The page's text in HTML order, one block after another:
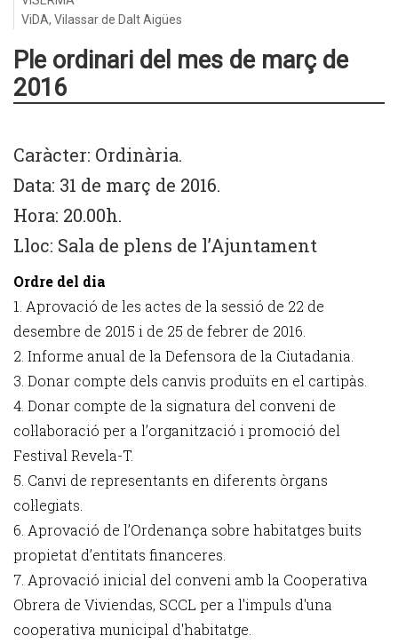
ViDA, Vilassar de Dalt Aigües
Ple ordinari del mes de març de
2016
Caràcter: Ordinària.
Data: 31 de març de 2016.
Hora: 20.00h.
Lloc: Sala de plens de l’Ajuntament
Ordre del dia
1. Aprovació de les actes de la sessió de 22 de
desembre de 2015 i de 25 de febrer de 2016.
2. Informe anual de la Defensora de la Ciutadania.
3. Donar compte dels canvis produïts en el cartipàs.
4. Donar compte de la signatura del conveni de
col·laboració per a l’organització i promoció del
Festival Revela-T.
5. Canvi de representants en diferents òrgans
col·legiats.
6. Aprovació de l’Ordenança sobre habitatges buits
propietat d’entitats financeres.
7. Aprovació inicial del conveni amb la Cooperativa
Obrera de Viviendas, SCCL per a l'impuls d'una
cooperativa municipal d'habitatge.